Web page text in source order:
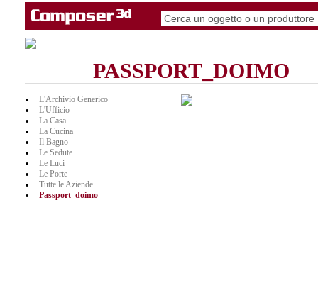
PASSPORT_DOIMO
L'Archivio Generico
L'Ufficio
La Casa
La Cucina
Il Bagno
Le Sedute
Le Luci
Le Porte
Tutte le Aziende
Passport_doimo